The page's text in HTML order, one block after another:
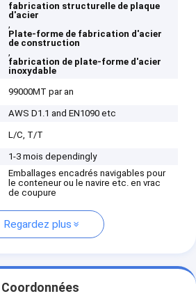
fabrication structurelle de plaque
d'acier
,
Plate-forme de fabrication d'acier
de construction
,
fabrication de plate-forme d'acier
inoxydable
99000MT par an
AWS D1.1 and EN1090 etc
L/C, T/T
1-3 mois dependingly
Emballages encadrés navigables pour
le conteneur ou le navire etc. en vrac
de coupure
Regardez plus
Coordonnées